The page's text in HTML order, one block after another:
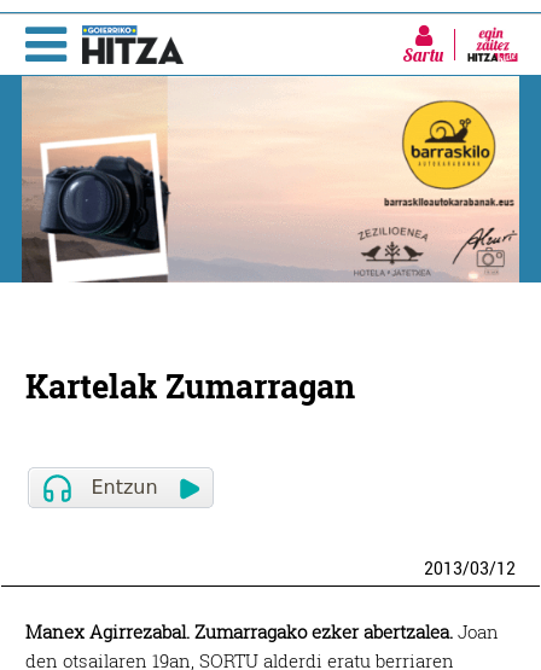
Sartu
Kartelak Zumarragan
2013/03/12
Manex Agirrezabal. Zumarragako ezker abertzalea. Joan
den otsailaren 19an, SORTU alderdi eratu berriaren